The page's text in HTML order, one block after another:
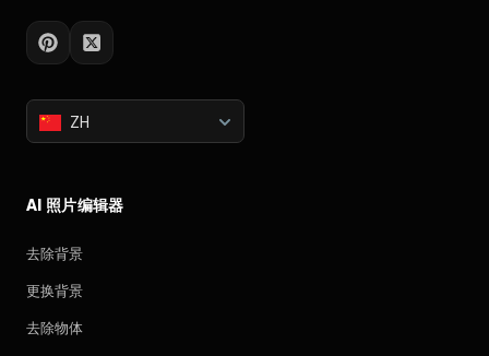
ZH
AI 照片编辑器
去除背景
更换背景
去除物体